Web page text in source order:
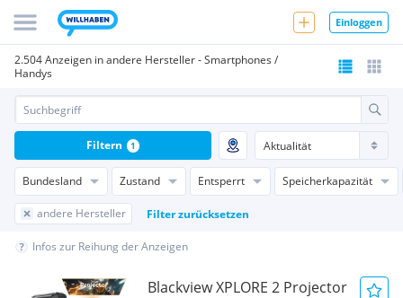
Einloggen
2.504 Anzeigen in andere Hersteller - Smartphones /
Handys
Bundesland Zustand Entsperrt Speicherkapazität
andere Hersteller Filter zurücksetzen
Filtern 1
Infos zur Reihung der Anzeigen
Blackview XPLORE 2 Projector